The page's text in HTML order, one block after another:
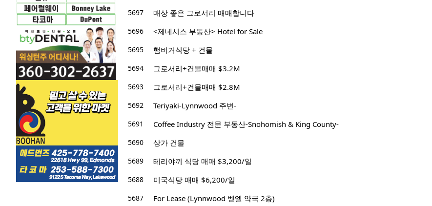
5697
매상 좋은 그로서리 매매합니다
5696
<제네시스 부동산> Hotel for Sale
5695
햄버거식당 + 건물
5694
그로서리+건물매매 $3.2M
5693
그로서리+건물매매 $2.8M
5692
Teriyaki-Lynnwood 주변-
5691
Coffee Industry 전문 부동산-Snohomish & King County-
5690
상가 건물
5689
테리야끼 식당 매매 $3,200/일
5688
미국식당 매매 $6,200/일
5687
For Lease (Lynnwood 벧엘 약국 2층)